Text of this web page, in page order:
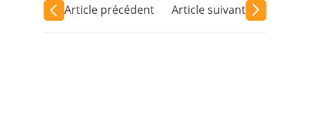
Article précédent Article suivant